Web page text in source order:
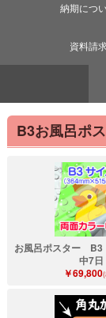
納期につ
資料請
B3お風呂ポ
お風呂ポスター
中7日
￥69,800(